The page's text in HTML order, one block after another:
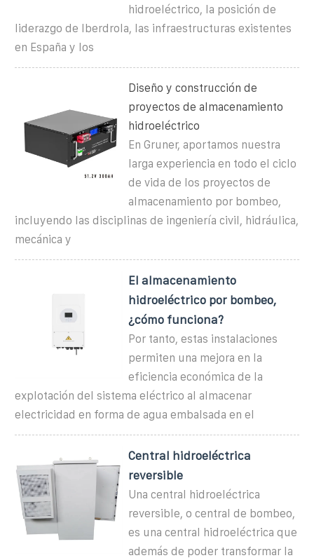
hidroeléctrico, la posición de
liderazgo de Iberdrola, las infraestructuras existentes
en España y los
Diseño y construcción de
proyectos de almacenamiento
hidroeléctrico
En Gruner, aportamos nuestra
larga experiencia en todo el ciclo
de vida de los proyectos de
almacenamiento por bombeo,
incluyendo las disciplinas de ingeniería civil, hidráulica,
mecánica y
El almacenamiento
hidroeléctrico por bombeo,
¿cómo funciona?
Por tanto, estas instalaciones
permiten una mejora en la
eficiencia económica de la
explotación del sistema eléctrico al almacenar
electricidad en forma de agua embalsada en el
Central hidroeléctrica
reversible
Una central hidroeléctrica
reversible, o central de bombeo,
es una central hidroeléctrica que
además de poder transformar la